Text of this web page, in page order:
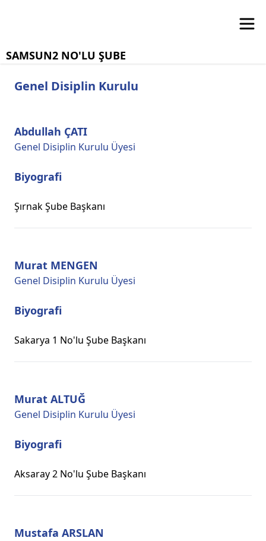
SAMSUN2 NO'LU ŞUBE
Genel Disiplin Kurulu
Abdullah ÇATI
Genel Disiplin Kurulu Üyesi
Biyografi
Şırnak Şube Başkanı
Murat MENGEN
Genel Disiplin Kurulu Üyesi
Biyografi
Sakarya 1 No'lu Şube Başkanı
Murat ALTUĞ
Genel Disiplin Kurulu Üyesi
Biyografi
Aksaray 2 No'lu Şube Başkanı
Mustafa ARSLAN